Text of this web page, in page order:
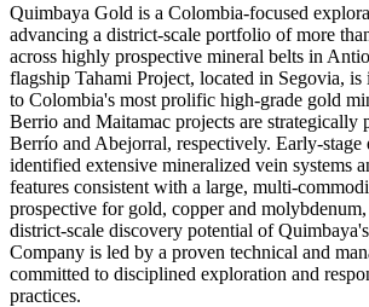
Quimbaya Gold is a Colombia-focused
advancing a district-scale portfolio of more
across highly prospective mineral belts in
flagship Tahami Project, located in Segovia, is
to Colombia's most prolific high-grade gold
Berrio and Maitamac projects are strategically
Berrío and Abejorral, respectively. Early-stage
identified extensive mineralized vein systems
features consistent with a large, multi-
prospective for gold, copper and
district-scale discovery potential of
Company is led by a proven technical and
committed to disciplined exploration and
practices.